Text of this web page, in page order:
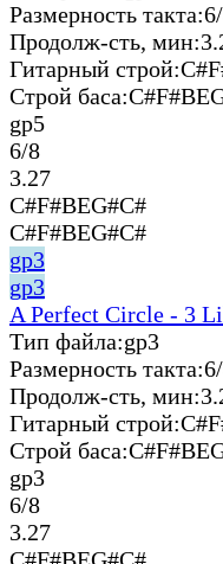
Размерность такта:
Продолж-сть, мин:
Гитарный строй:
Строй баса:
gp5
6/8
3.27
C#F#BEG#C#
C#F#BEG#C#
gp3
gp3
A Perfect Circle - 3
Тип файла:gp3
Размерность такта:
Продолж-сть, мин:
Гитарный строй:
Строй баса:
gp3
6/8
3.27